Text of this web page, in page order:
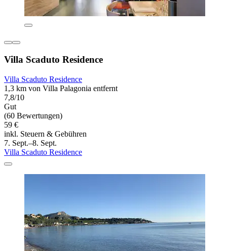
Villa Scaduto Residence
Villa Scaduto Residence
1,3 km von Villa Palagonia entfernt
7,8/10
Gut
(60 Bewertungen)
59 €
inkl. Steuern & Gebühren
7. Sept.–8. Sept.
Villa Scaduto Residence